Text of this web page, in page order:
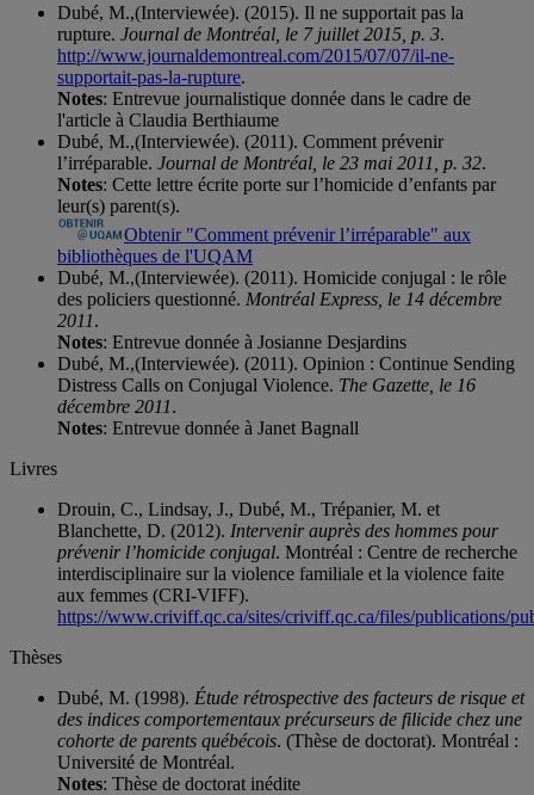
Dubé, M.,(Interviewée). (2015). Il ne supportait pas la
rupture. Journal de Montréal, le 7 juillet 2015, p. 3.
http://www.journaldemontreal.com/2015/07/07/il-ne-
supportait-pas-la-rupture.
Notes: Entrevue journalistique donnée dans le cadre de
l'article à Claudia Berthiaume
Dubé, M.,(Interviewée). (2011). Comment prévenir
l’irréparable. Journal de Montréal, le 23 mai 2011, p. 32.
Notes: Cette lettre écrite porte sur l’homicide d’enfants par
leur(s) parent(s).
Obtenir "Comment prévenir l’irréparable" aux
bibliothèques de l'UQAM
Dubé, M.,(Interviewée). (2011). Homicide conjugal : le rôle
des policiers questionné. Montréal Express, le 14 décembre
2011.
Notes: Entrevue donnée à Josianne Desjardins
Dubé, M.,(Interviewée). (2011). Opinion : Continue Sending
Distress Calls on Conjugal Violence. The Gazette, le 16
décembre 2011.
Notes: Entrevue donnée à Janet Bagnall
Livres
Drouin, C., Lindsay, J., Dubé, M., Trépanier, M. et
Blanchette, D. (2012). Intervenir auprès des hommes pour
prévenir l’homicide conjugal. Montréal : Centre de recherche
interdisciplinaire sur la violence familiale et la violence faite
aux femmes (CRI-VIFF).
https://www.criviff.qc.ca/sites/criviff.qc.ca/files/publications/
Thèses
Dubé, M. (1998). Étude rétrospective des facteurs de risque et
des indices comportementaux précurseurs de filicide chez une
cohorte de parents québécois. (Thèse de doctorat). Montréal :
Université de Montréal.
Notes: Thèse de doctorat inédite